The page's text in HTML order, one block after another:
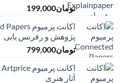
تومان199,000
پژوهش و رفرنس یابی
تومان799,000
آثار هنری